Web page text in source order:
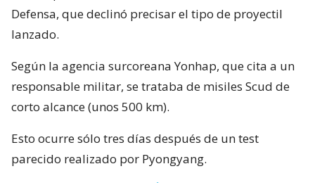
Defensa, que declinó precisar el tipo de proyectil
lanzado.
Según la agencia surcoreana Yonhap, que cita a un
responsable militar, se trataba de misiles Scud de
corto alcance (unos 500 km).
Esto ocurre sólo tres días después de un test
parecido realizado por Pyongyang.